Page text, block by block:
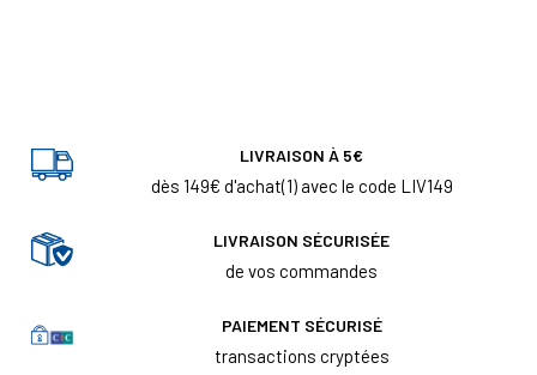
LIVRAISON À 5€
dès 149€ d'achat(1) avec le code LIV149
LIVRAISON SÉCURISÉE
de vos commandes
PAIEMENT SÉCURISÉ
transactions cryptées